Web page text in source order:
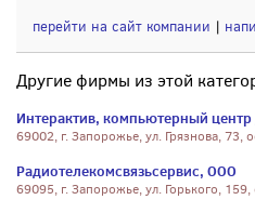
перейти на сайт компании |
Другие фирмы из этой
Интерактив, компьютерный
69002, г. Запорожье, ул. Грязнова, 73,
Радиотелекомсвязьсервис, ООО
69095, г. Запорожье, ул. Горького,